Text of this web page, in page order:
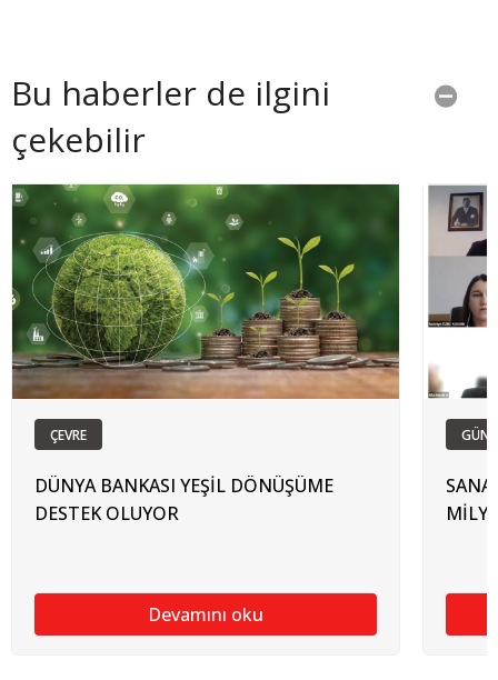
Bu haberler de ilgini
çekebilir
ÇEVRE
DÜNYA BANKASI YEŞİL DÖNÜŞÜME
DESTEK OLUYOR
Devamını oku